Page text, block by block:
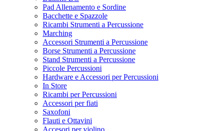
Pad Allenamento e Sordine
Bacchette e Spazzole
Ricambi Strumenti a Percussione
Marching
Accessori Strumenti a Percussione
Borse Strumenti a Percussione
Stand Strumenti a Percussione
Piccole Percussioni
Hardware e Accessori per Percussioni
In Store
Ricambi per Percussioni
Accessori per fiati
Saxofoni
Flauti e Ottavini
Accesori per violino